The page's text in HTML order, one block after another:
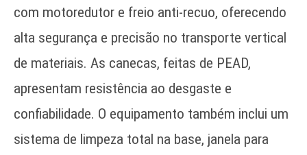
com motoredutor e freio anti-recuo, oferecendo
alta segurança e precisão no transporte vertical
de materiais. As canecas, feitas de PEAD,
apresentam resistência ao desgaste e
confiabilidade. O equipamento também inclui um
sistema de limpeza total na base, janela para